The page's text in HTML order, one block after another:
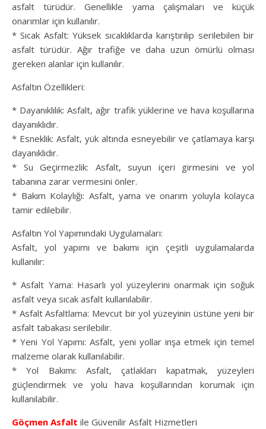
asfalt türüdür. Genellikle yama çalışmaları ve küçük
onarımlar için kullanılır.
* Sıcak Asfalt: Yüksek sıcaklıklarda karıştırılıp serilebilen bir
asfalt türüdür. Ağır trafiğe ve daha uzun ömürlü olması
gereken alanlar için kullanılır.
Asfaltın Özellikleri:
* Dayanıklılık: Asfalt, ağır trafik yüklerine ve hava koşullarına
dayanıklıdır.
* Esneklik: Asfalt, yük altında esneyebilir ve çatlamaya karşı
dayanıklıdır.
* Su Geçirmezlik: Asfalt, suyun içeri girmesini ve yol
tabanına zarar vermesini önler.
* Bakım Kolaylığı: Asfalt, yama ve onarım yoluyla kolayca
tamir edilebilir.
Asfaltın Yol Yapımındaki Uygulamaları:
Asfalt, yol yapımı ve bakımı için çeşitli uygulamalarda
kullanılır:
* Asfalt Yama: Hasarlı yol yüzeylerini onarmak için soğuk
asfalt veya sıcak asfalt kullanılabilir.
* Asfalt Asfaltlama: Mevcut bir yol yüzeyinin üstüne yeni bir
asfalt tabakası serilebilir.
* Yeni Yol Yapımı: Asfalt, yeni yollar inşa etmek için temel
malzeme olarak kullanılabilir.
* Yol Bakımı: Asfalt, çatlakları kapatmak, yüzeyleri
güçlendirmek ve yolu hava koşullarından korumak için
kullanılabilir.
Göçmen Asfalt ile Güvenilir Asfalt Hizmetleri